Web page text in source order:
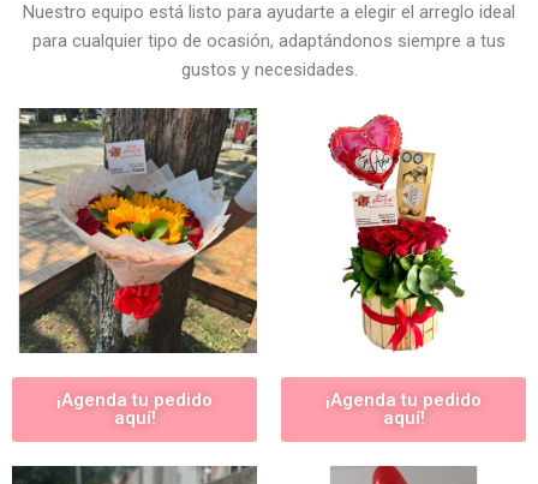
Nuestro equipo está listo para ayudarte a elegir el arreglo ideal
para cualquier tipo de ocasión, adaptándonos siempre a tus
gustos y necesidades.
¡Agenda tu pedido
aquí!
¡Agenda tu pedido
aquí!